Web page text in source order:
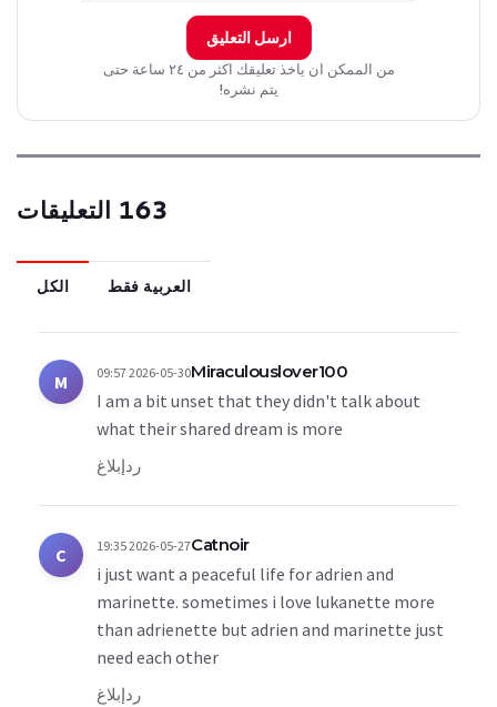
ارسل التعليق
من الممكن ان ياخذ تعليقك اكثر من ٢٤ ساعة حتى
يتم نشره!
163 التعليقات
الكل العربية فقط
M Miraculouslover100
2026-05-30 09:57
I am a bit unset that they didn't talk about
what their shared dream is more
ردإبلاغ
C Catnoir
2026-05-27 19:35
i just want a peaceful life for adrien and
marinette. sometimes i love lukanette more
than adrienette but adrien and marinette just
need each other
ردإبلاغ